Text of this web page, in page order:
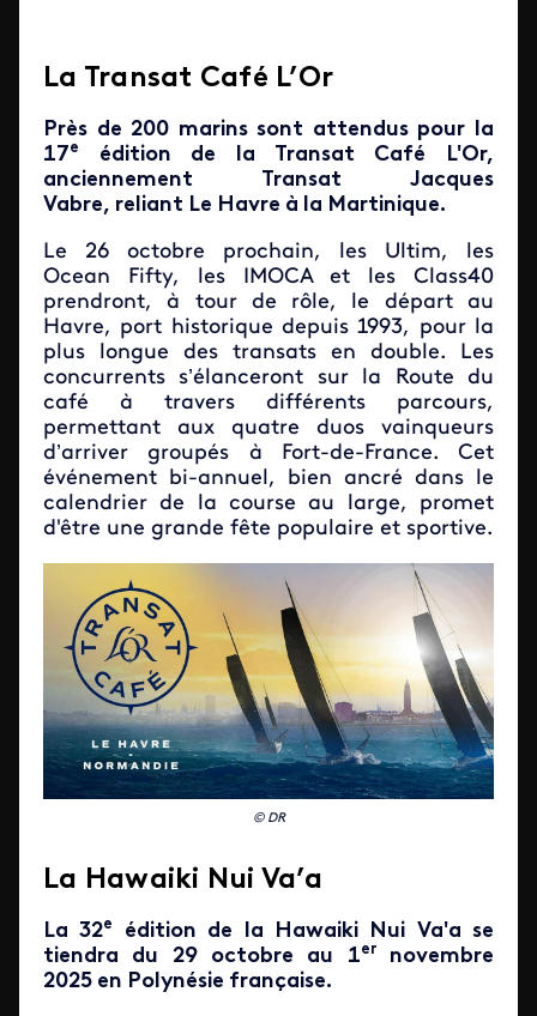
La Transat Café L’Or
Près de 200 marins sont attendus pour la
17e
édition de la Transat Café L'Or,
anciennement Transat Jacques
Vabre, reliant Le Havre à la Martinique.
Le 26 octobre prochain, les Ultim, les
Ocean Fifty, les IMOCA et les Class40
prendront, à tour de rôle, le départ au
Havre, port historique depuis 1993, pour la
plus longue des transats en double. Les
concurrents s’élanceront sur la Route du
café à travers différents parcours,
permettant aux quatre duos vainqueurs
d’arriver groupés à Fort-de-France. Cet
événement bi-annuel, bien ancré dans le
calendrier de la course au large, promet
d'être une grande fête populaire et sportive.
© DR
La Hawaiki Nui Va’a
La 32e
édition de la Hawaiki Nui Va'a se
tiendra du 29 octobre au 1er novembre
2025 en Polynésie française.